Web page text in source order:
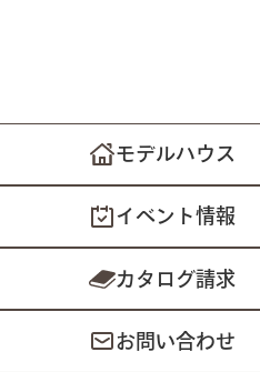
モデルハウス
イベント情報
カタログ請求
お問い合わせ